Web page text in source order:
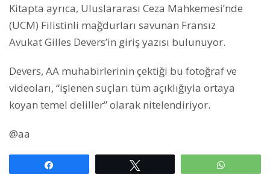
Kitapta ayrıca, Uluslararası Ceza Mahkemesi’nde
(UCM) Filistinli mağdurları savunan Fransız
Avukat Gilles Devers’in giriş yazısı bulunuyor.
Devers, AA muhabirlerinin çektiği bu fotoğraf ve
videoları, “işlenen suçları tüm açıklığıyla ortaya
koyan temel deliller” olarak nitelendiriyor.
@aa